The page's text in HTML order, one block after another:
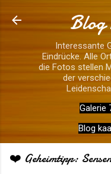
Blog
Interessante
Eindrücke. Alle
die Fotos stellen
der
Galerie
Blog
❤️ Geheimtipp: